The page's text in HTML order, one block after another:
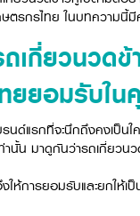
ยและอาชีวอนามัย
มใจ
หญ่
ไ
ตรกรไทย ในบทความนี้
เกี่ยวนวดข้
ยยอมรับใ
ด์แรกที่จะนึกถึงคงเป็นใ
านั้น มาดูกันว่ารถเกี่ยวน
งให้การยอมรับและยกให้